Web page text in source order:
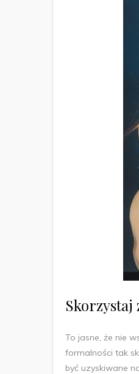
Skorzystaj
To jasne, że nie
formalności tak
być uzyskiwane